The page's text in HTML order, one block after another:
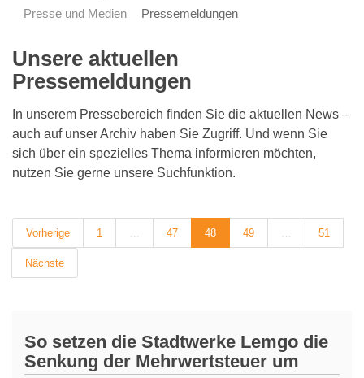
Presse und Medien
Pressemeldungen
Unsere aktuellen
Pressemeldungen
In unserem Pressebereich finden Sie die aktuellen News –
auch auf unser Archiv haben Sie Zugriff. Und wenn Sie
sich über ein spezielles Thema informieren möchten,
nutzen Sie gerne unsere Suchfunktion.
Vorherige 1 … 47 48 49 … 51
Nächste
So setzen die Stadtwerke Lemgo die
Senkung der Mehrwertsteuer um